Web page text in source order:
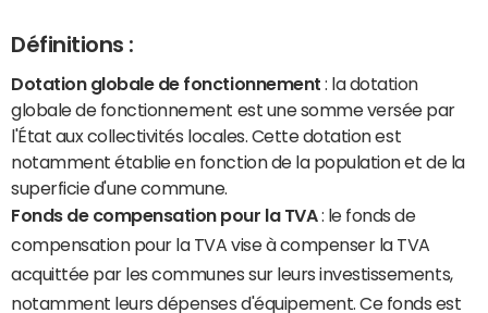
Définitions :
Dotation globale de fonctionnement : la dotation
globale de fonctionnement est une somme versée par
l'État aux collectivités locales. Cette dotation est
notamment établie en fonction de la population et de la
superficie d'une commune.
Fonds de compensation pour la TVA: le fonds de
compensation pour la TVA vise à compenser la TVA
acquittée par les communes sur leurs investissements,
notamment leurs dépenses d'équipement. Ce fonds est